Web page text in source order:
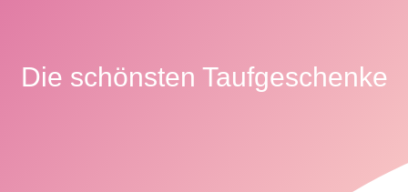
Die schönsten Taufgeschenke